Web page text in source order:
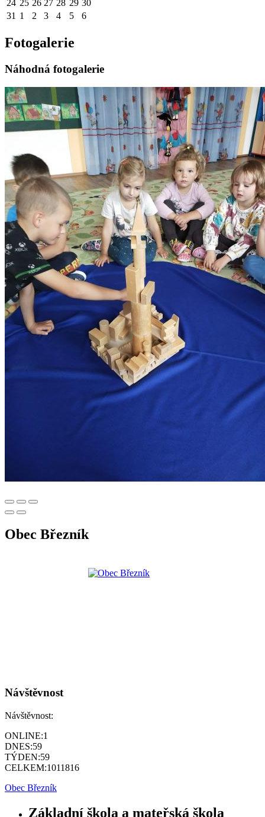
24 25 26 27 28 29 30
31 1 2 3 4 5 6
Fotogalerie
Náhodná fotogalerie
Obec Březník
Návštěvnost
Návštěvnost:
ONLINE:1
DNES:59
TÝDEN:59
CELKEM:1011816
Obec Březník
Základní škola a mateřská škola